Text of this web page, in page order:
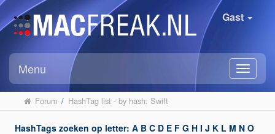
Gast
Menu
Forum / HashTag list - by hash: Swift
HashTags zoeken op letter: A B C D E F G H I J K L M N O